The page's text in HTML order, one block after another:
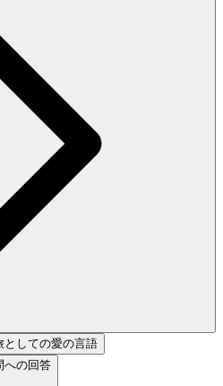
としての愛の言語
への回答